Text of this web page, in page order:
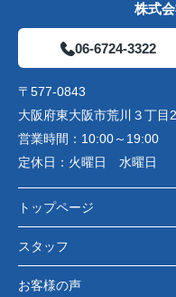
株式
06-6724-3322
〒577-0843
大阪府東大阪市荒川３丁目
営業時間： 10:00～19:00
定休日： 火曜日 水曜日
トップページ
スタッフ
お客様の声